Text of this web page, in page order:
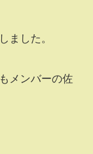
ました。
メンバーの佐